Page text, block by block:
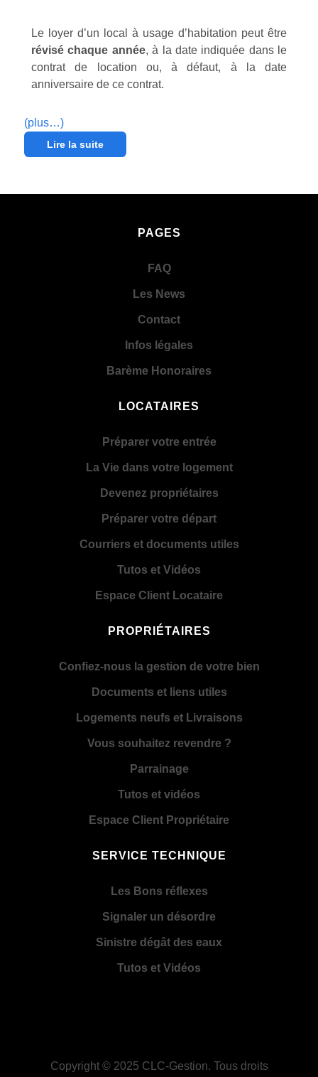
Le loyer d’un local à usage d’habitation peut être
révisé chaque année, à la date indiquée dans le
contrat de location ou, à défaut, à la date
anniversaire de ce contrat.
(plus…)
Lire la suite
PAGES
FAQ
Les News
Contact
Infos légales
Barème Honoraires
LOCATAIRES
Préparer votre entrée
La Vie dans votre logement
Devenez propriétaires
Préparer votre départ
Courriers et documents utiles
Tutos et Vidéos
Espace Client Locataire
PROPRIÉTAIRES
Confiez-nous la gestion de votre bien
Documents et liens utiles
Logements neufs et Livraisons
Vous souhaitez revendre ?
Parrainage
Tutos et vidéos
Espace Client Propriétaire
SERVICE TECHNIQUE
Les Bons réflexes
Signaler un désordre
Sinistre dégât des eaux
Tutos et Vidéos
Copyright © 2025 CLC-Gestion. Tous droits